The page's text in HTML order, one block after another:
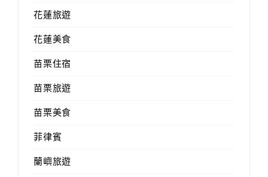
花蓮旅遊
花蓮美食
苗栗住宿
苗栗旅遊
苗栗美食
菲律賓
蘭嶼旅遊